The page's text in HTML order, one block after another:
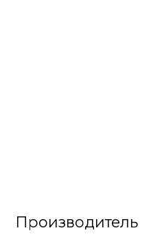
Производитель